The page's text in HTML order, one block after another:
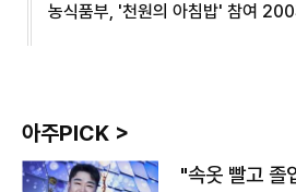
농식품부, '천원의 아침밥' 참여
아주PICK >
"속옷 빨고 졸